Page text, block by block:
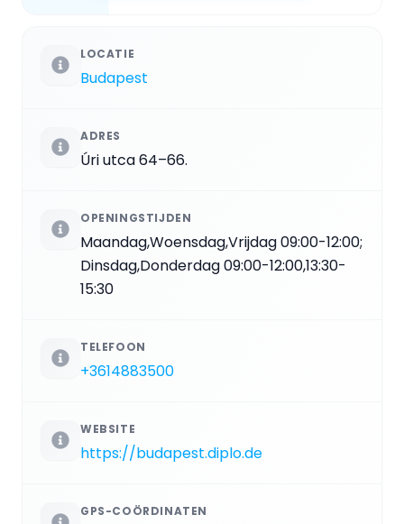
LOCATIE
Budapest
ADRES
Úri utca 64–66.
OPENINGSTIJDEN
Maandag,Woensdag,Vrijdag 09:00-12:00;
Dinsdag,Donderdag 09:00-12:00,13:30-
15:30
TELEFOON
+3614883500
WEBSITE
https://budapest.diplo.de
GPS-COÖRDINATEN